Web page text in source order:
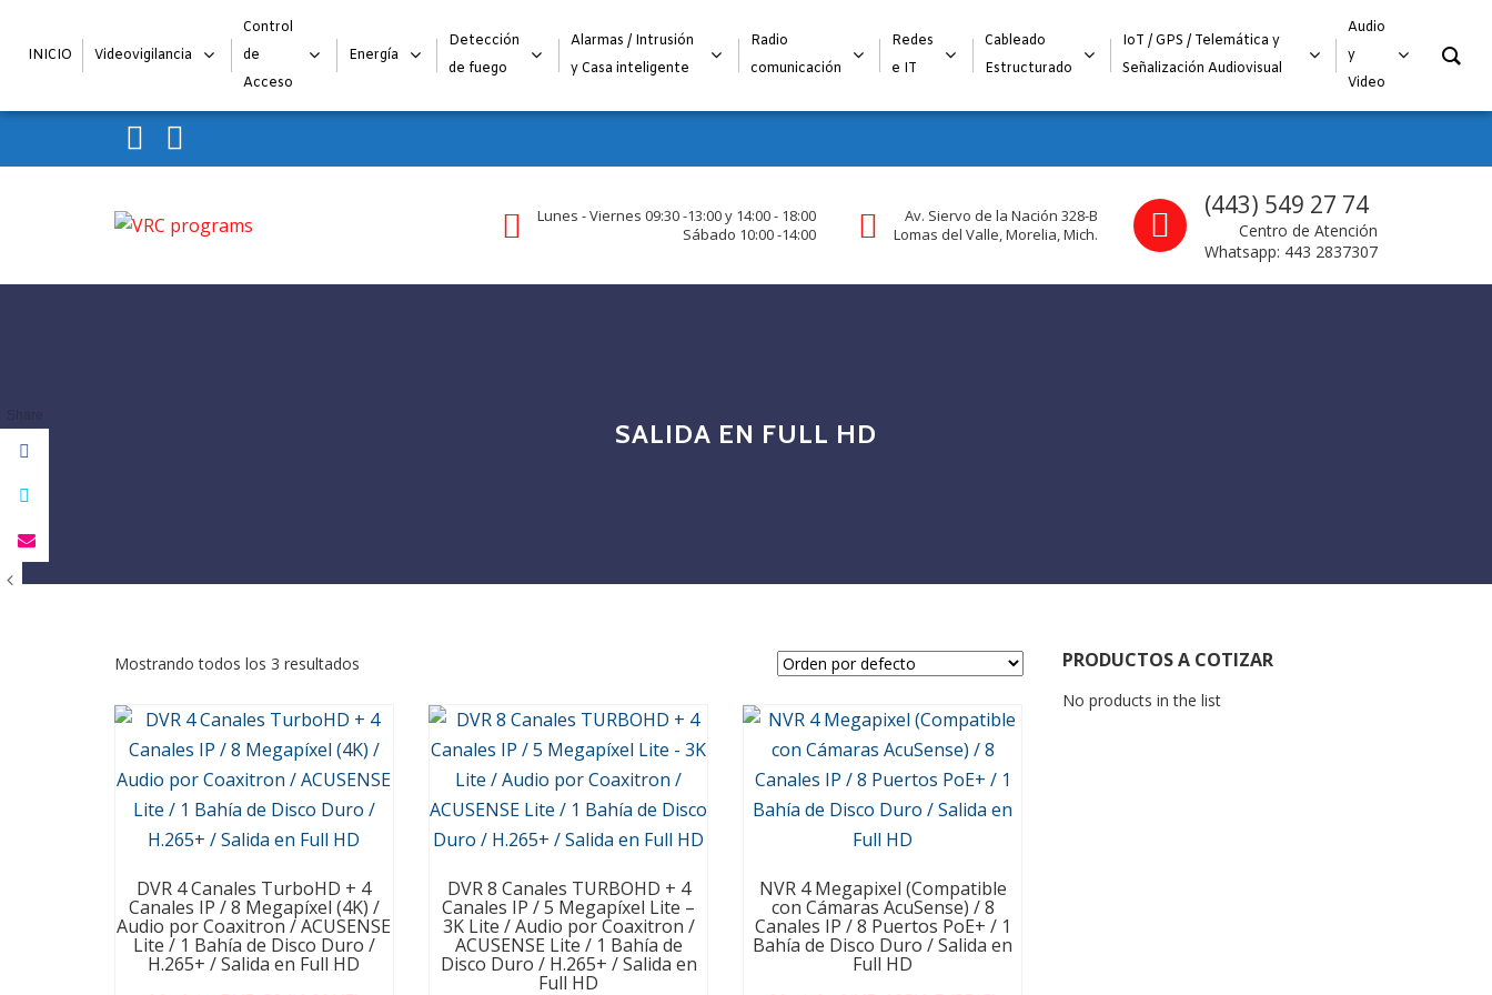
INICIO Videovigilancia
Control
de
Acceso
Energía
Detección
de fuego
Alarmas / Intrusión
y Casa inteligente
Radio
comunicación
Redes
e IT
Cableado
Estructurado
IoT / GPS / Telemática y
Señalización Audiovisual
Audio
y
Video
Skip to navigation
Call us
(443) 549 27 74
Centro de Atención
Whatsapp: 443 2837307
Av. Siervo de la Nación 328-B
Lomas del Valle, Morelia, Mich.
Lunes - Viernes 09:30 -13:00 y 14:00 - 18:00
Sábado 10:00 -14:00
SALIDA EN FULL HD
Mostrando todos los 3 resultados
DVR 4 Canales TurboHD + 4
Canales IP / 8 Megapíxel (4K) /
Audio por Coaxitron / ACUSENSE
Lite / 1 Bahía de Disco Duro /
H.265+ / Salida en Full HD
DVR 8 Canales TURBOHD + 4
Canales IP / 5 Megapíxel Lite –
3K Lite / Audio por Coaxitron /
ACUSENSE Lite / 1 Bahía de
Disco Duro / H.265+ / Salida en
Full HD
NVR 4 Megapixel (Compatible
con Cámaras AcuSense) / 8
Canales IP / 8 Puertos PoE+ / 1
Bahía de Disco Duro / Salida en
Full HD
PRODUCTOS A COTIZAR
No products in the list
Share